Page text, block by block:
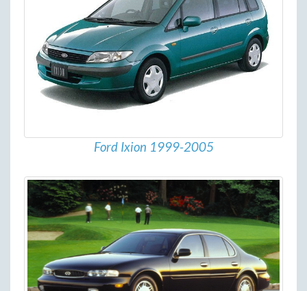
Ford Ixion 1999-2005